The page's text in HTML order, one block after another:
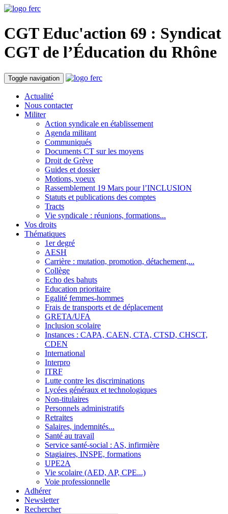
CGT Educ'action 69 : Syndicat
CGT de l’Éducation du Rhône
Toggle navigation
Actualité
Nous contacter
Militer
Action syndicale en établissement
Agenda militant
Communiqués
Documents CT sur les moyens
Droit de Grève
Guides et dossier
Motions, voeux
Rassemblement 19 Mars pour l’INCLUSION
Statuts et publications des comptes
Tracts
Vie syndicale : réunions, formations...
Vos droits
Thématiques
1er degré
AESH
Carrière : mutation, promotion, détachement,...
Collège
Echo des bahuts
Education prioritaire
Egalité femmes-hommes
Frais de transports et de déplacement
GRETA/UFA
Inclusion scolaire
Instances : CAPA, CAEN, CTA, CTSD, CHSCT,
CDEN
International
Interpro
ITRF
Lutte contre les discriminations
Lycées généraux et technologiques
Non-titulaires
Personnels administratifs
Retraites
Salaires, indemnités...
Santé au travail
Service santé-social : AS, infirmière
Stagiaires, INSPE, formations
UPE2A
Vie scolaire (AED, AP, CPE...)
Voie professionnelle
Adhérer
Newsletter
Rechercher